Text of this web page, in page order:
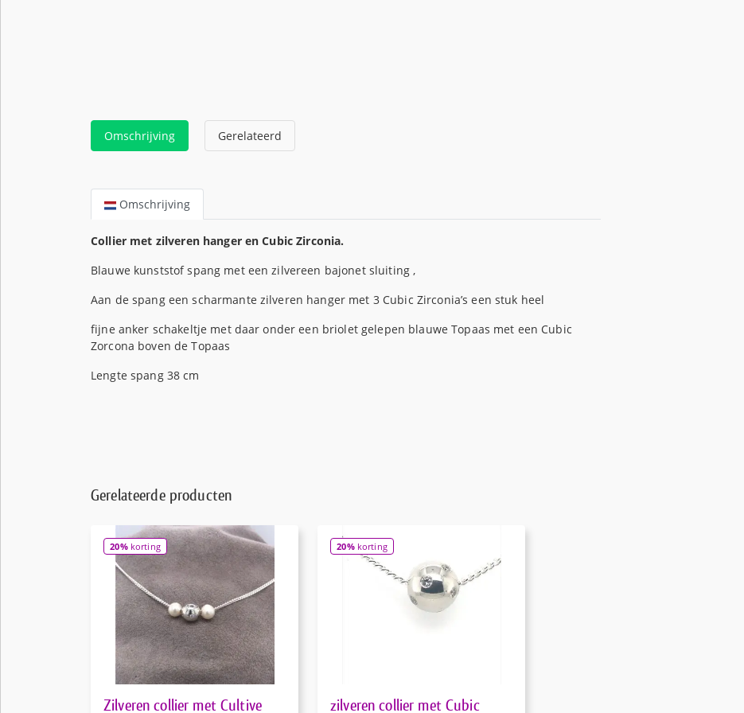
Omschrijving Gerelateerd
Omschrijving
Collier met zilveren hanger en Cubic Zirconia.
Blauwe kunststof spang met een zilvereen bajonet sluiting ,
Aan de spang een scharmante zilveren hanger met 3 Cubic Zirconia’s een stuk heel
fijne anker schakeltje met daar onder een briolet gelepen blauwe Topaas met een Cubic
Zorcona boven de Topaas
Lengte spang 38 cm
Gerelateerde producten
20%korting
Zilveren collier met Cultive
20%korting
zilveren collier met Cubic